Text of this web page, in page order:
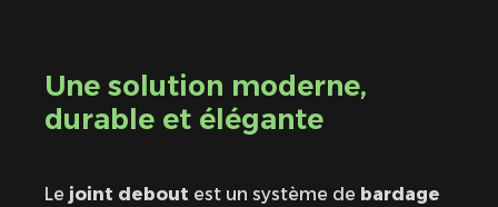
Une solution moderne,
durable et élégante
Le joint debout est un système de bardage